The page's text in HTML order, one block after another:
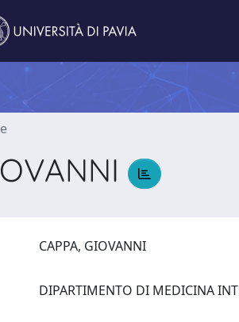
CAPPA, GIOVANNI
DIPARTIMENTO DI MEDICINA